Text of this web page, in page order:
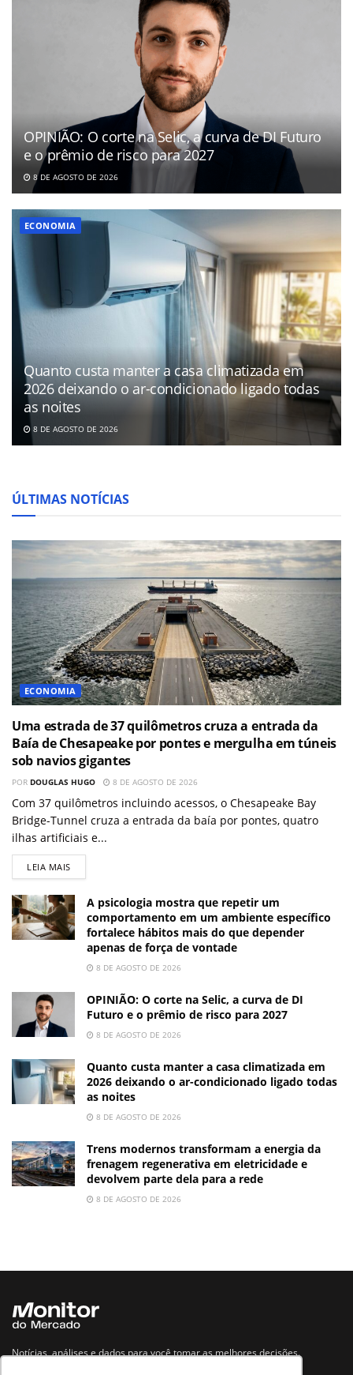
OPINIÃO: O corte na Selic, a curva de DI Futuro
e o prêmio de risco para 2027
8 DE AGOSTO DE 2026
ECONOMIA
Quanto custa manter a casa climatizada em
2026 deixando o ar-condicionado ligado todas
as noites
8 DE AGOSTO DE 2026
ÚLTIMAS NOTÍCIAS
ECONOMIA
Uma estrada de 37 quilômetros cruza a entrada da
Baía de Chesapeake por pontes e mergulha em túneis
sob navios gigantes
POR DOUGLAS HUGO 8 DE AGOSTO DE 2026
Com 37 quilômetros incluindo acessos, o Chesapeake Bay
Bridge-Tunnel cruza a entrada da baía por pontes, quatro
ilhas artificiais e...
LEIA MAIS
A psicologia mostra que repetir um
comportamento em um ambiente específico
fortalece hábitos mais do que depender
apenas de força de vontade
8 DE AGOSTO DE 2026
OPINIÃO: O corte na Selic, a curva de DI
Futuro e o prêmio de risco para 2027
8 DE AGOSTO DE 2026
Quanto custa manter a casa climatizada em
2026 deixando o ar-condicionado ligado todas
as noites
8 DE AGOSTO DE 2026
Trens modernos transformam a energia da
frenagem regenerativa em eletricidade e
devolvem parte dela para a rede
8 DE AGOSTO DE 2026
Notícias, análises e dados para você tomar as melhores decisões.